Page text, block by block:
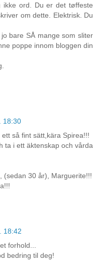
ikke ord. Du er det tøffeste
om dette. Elektrisk. Du
bare SÅ mange som sliter
poppe innom bloggen din
18:30
så fint sätt,kära Spirea!!!
ta i ett äktenskap och vårda
(sedan 30 år), Marguerite!!!
18:42
forhold...
bedring til deg!